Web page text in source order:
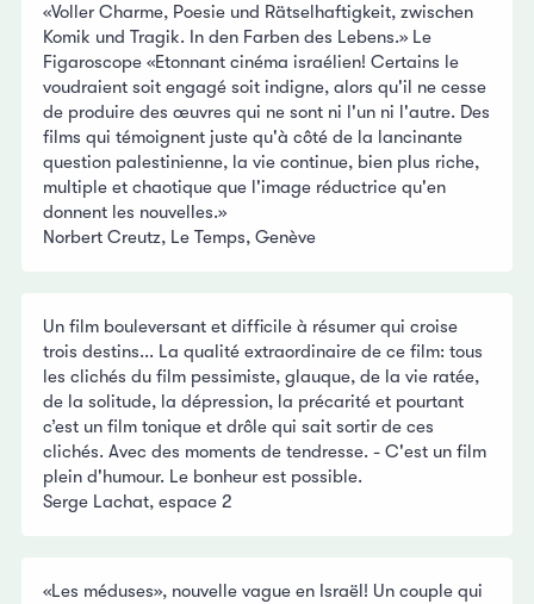
«Voller Charme, Poesie und Rätselhaftigkeit, zwischen
Komik und Tragik. In den Farben des Lebens.» Le
Figaroscope «Etonnant cinéma israélien! Certains le
voudraient soit engagé soit indigne, alors qu'il ne cesse
de produire des œuvres qui ne sont ni l'un ni l'autre. Des
films qui témoignent juste qu'à côté de la lancinante
question palestinienne, la vie continue, bien plus riche,
multiple et chaotique que l'image réductrice qu'en
donnent les nouvelles.»
Norbert Creutz, Le Temps, Genève
Un film bouleversant et difficile à résumer qui croise
trois destins... La qualité extraordinaire de ce film: tous
les clichés du film pessimiste, glauque, de la vie ratée,
de la solitude, la dépression, la précarité et pourtant
c’est un film tonique et drôle qui sait sortir de ces
clichés. Avec des moments de tendresse. - C'est un film
plein d'humour. Le bonheur est possible.
Serge Lachat, espace 2
«Les méduses», nouvelle vague en Israël! Un couple qui